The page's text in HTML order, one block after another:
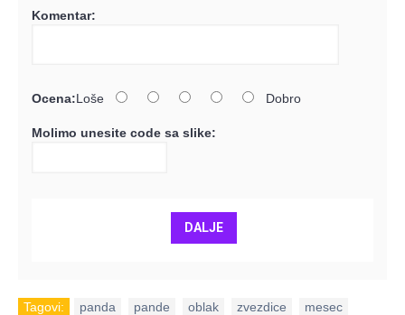
Komentar:
Ocena:Loše Dobro
Molimo unesite code sa slike:
DALJE
Tagovi: panda pande oblak zvezdice mesec